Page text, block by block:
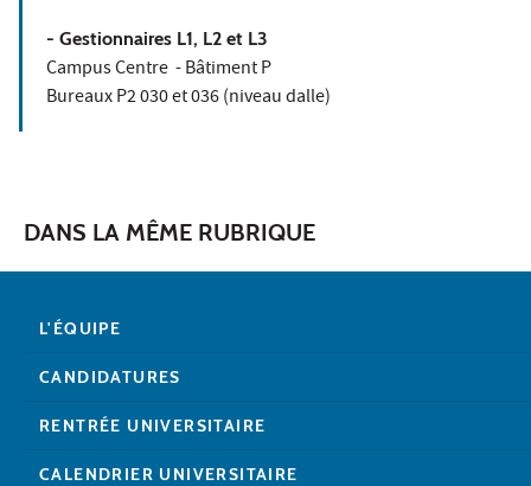
- Gestionnaires L1, L2 et L3
Campus Centre - Bâtiment P
Bureaux P2 030 et 036 (niveau dalle)
DANS LA MÊME RUBRIQUE
L'ÉQUIPE
CANDIDATURES
RENTRÉE UNIVERSITAIRE
CALENDRIER UNIVERSITAIRE